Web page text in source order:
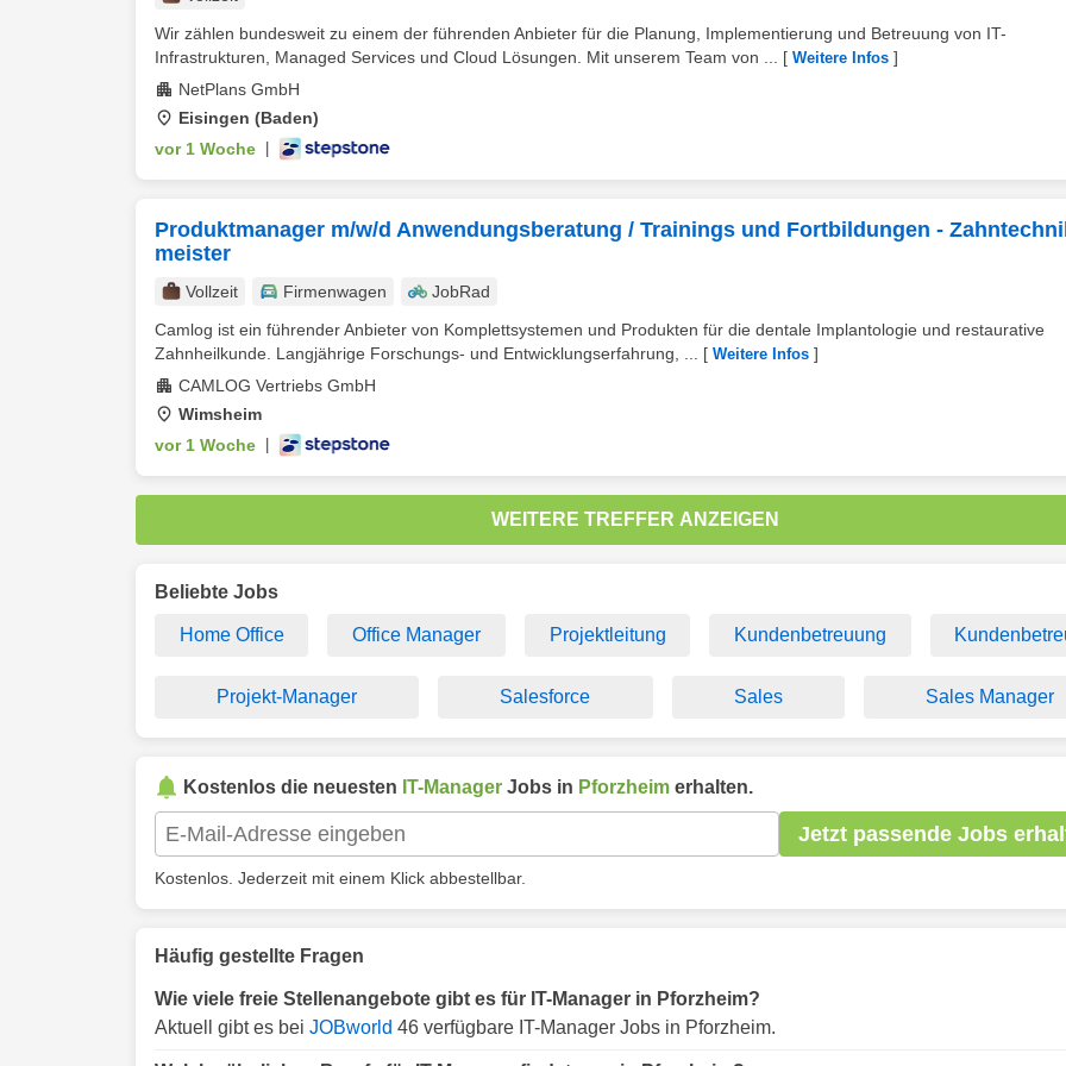
Wir zählen bundesweit zu einem der führenden Anbieter für die Planung, Implementierung und Betreuung von IT-
Infrastrukturen, Managed Services und Cloud Lösungen. Mit unserem Team von ...
[ Weitere Infos ]
NetPlans GmbH
Eisingen (Baden)
vor 1 Woche
Produktmanager m/w/d Anwendungsberatung / Trainings und Fortbildungen -
meister
Vollzeit Firmenwagen
JobRad
Camlog ist ein führender Anbieter von Komplettsystemen und Produkten für die dentale Implantologie und restaurative
Zahnheilkunde. Langjährige Forschungs- und Entwicklungserfahrung, ...
[ Weitere Infos ]
CAMLOG Vertriebs GmbH
Wimsheim
vor 1 Woche
WEITERE TREFFER ANZEIGEN
Beliebte Jobs
Home Office Office Manager Projektleitung Kundenbetreuung
Projekt-Manager Salesforce Sales Sales Manager
Kostenlos die neuesten IT-Manager Jobs in Pforzheim erhalten.
Jetzt passende Jobs
Kostenlos. Jederzeit mit einem Klick abbestellbar.
Häufig gestellte Fragen
Wie viele freie Stellenangebote gibt es für IT-Manager in Pforzheim?
Aktuell gibt es bei JOBworld 46 verfügbare IT-Manager Jobs in Pforzheim.